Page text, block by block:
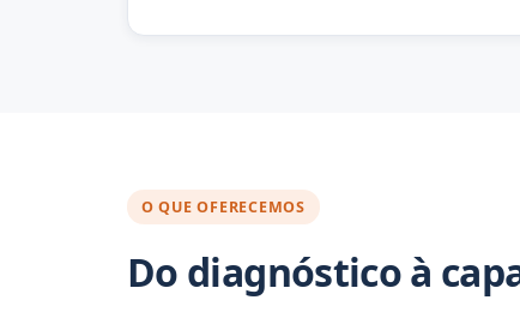
O QUE OFERECEMOS
Do diagnóstico à